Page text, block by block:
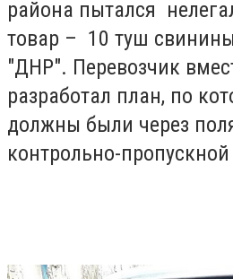
района пытался
товар – 10 туш
"ДНР". Перевозчик
разработал план, по
должны были через
контрольно-